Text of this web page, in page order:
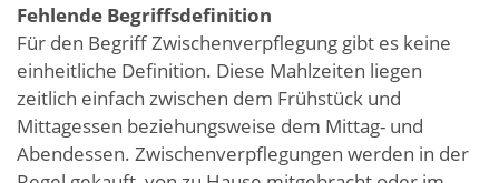
Fehlende Begriffsdefinition
Für den Begriff Zwischenverpflegung gibt es keine
einheitliche Definition. Diese Mahlzeiten liegen
zeitlich einfach zwischen dem Frühstück und
Mittagessen beziehungsweise dem Mittag- und
Abendessen. Zwischenverpflegungen werden in der